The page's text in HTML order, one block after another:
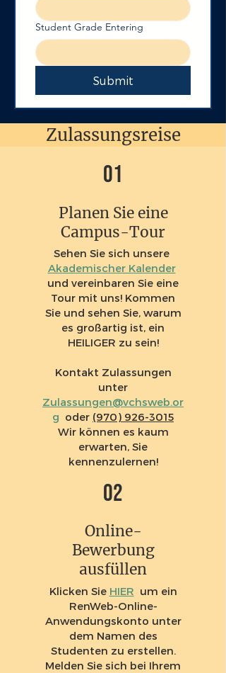
Student Grade Entering
Submit
Zulassungsreise
01
Planen Sie eine
Campus-Tour
Sehen Sie sich unsere
Akademischer Kalender
und vereinbaren Sie eine
Tour mit uns! Kommen
Sie und sehen Sie, warum
es großartig ist, ein
HEILIGER zu sein!
Kontakt Zulassungen
unter
Zulassungen@vchsweb.or
g oder (970) 926-3015
Wir können es kaum
erwarten, Sie
kennenzulernen!
02
Online-
Bewerbung
ausfüllen
Klicken Sie HIER um ein
RenWeb-Online-
Anwendungskonto unter
dem Namen des
Studenten zu erstellen.
Melden Sie sich bei Ihrem